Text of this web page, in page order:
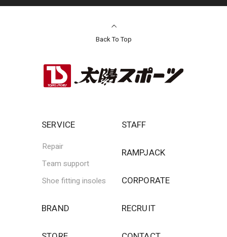
Back To Top
SERVICE
Repair
Team support
Shoe fitting insoles
BRAND
STAFF
RAMPJACK
CORPORATE
RECRUIT